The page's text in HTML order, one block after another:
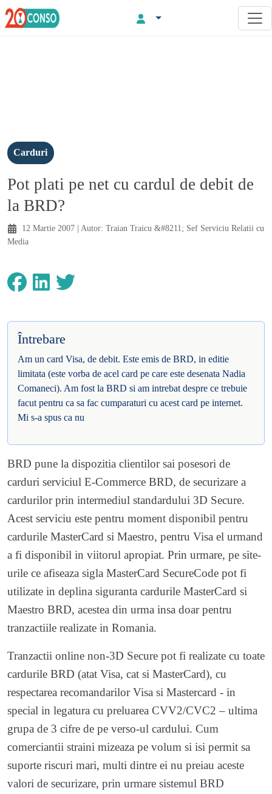
Carduri
Pot plati pe net cu cardul de debit de
la BRD?
12 Martie 2007 | Autor: Traian Traicu &#8211; Sef Serviciu Relatii cu
Media
Întrebare
Am un card Visa, de debit. Este emis de BRD, in editie
limitata (este vorba de acel card pe care este desenata Nadia
Comaneci). Am fost la BRD si am intrebat despre ce trebuie
facut pentru ca sa fac cumparaturi cu acest card pe internet.
Mi s-a spus ca nu
BRD pune la dispozitia clientilor sai posesori de
carduri serviciul E-Commerce BRD, de securizare a
cardurilor prin intermediul standardului 3D Secure.
Acest serviciu este pentru moment disponibil pentru
cardurile MasterCard si Maestro, pentru Visa el urmand
a fi disponibil in viitorul apropiat. Prin urmare, pe site-
urile ce afiseaza sigla MasterCard SecureCode pot fi
utilizate in deplina siguranta cardurile MasterCard si
Maestro BRD, acestea din urma insa doar pentru
tranzactiile realizate in Romania.
Tranzactii online non-3D Secure pot fi realizate cu toate
cardurile BRD (atat Visa, cat si MasterCard), cu
respectarea recomandarilor Visa si Mastercard - in
special in legatura cu preluarea CVV2/CVC2 – ultima
grupa de 3 cifre de pe verso-ul cardului. Cum
comerciantii straini mizeaza pe volum si isi permit sa
suporte riscuri mari, multi dintre ei nu preiau aceste
valori de securizare, prin urmare sistemul BRD